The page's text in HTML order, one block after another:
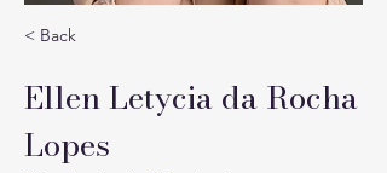
< Back
Ellen Letycia da Rocha
Lopes